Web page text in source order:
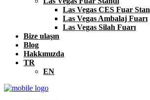
Las Vegas CES Fuar
Las Vegas Ambalaj Fuarı
Las Vegas Silah Fuarı
Bize ulaşın
Blog
Hakkımızda
TR
EN